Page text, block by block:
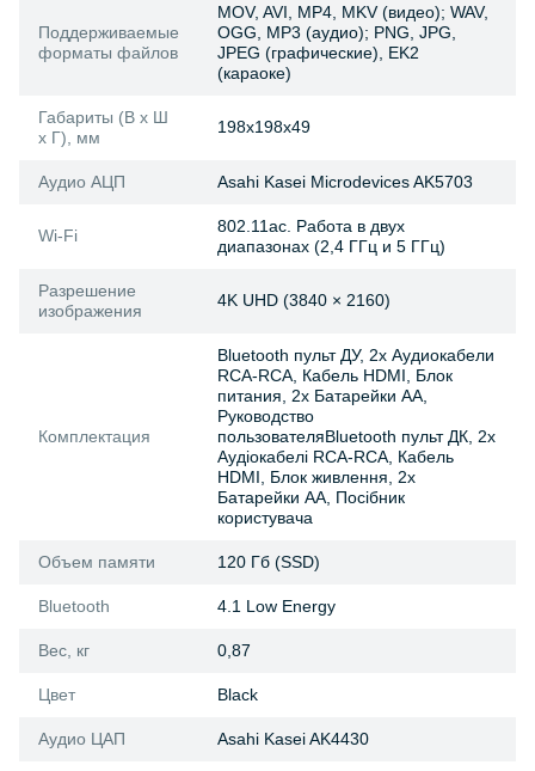
Поддерживаемые
форматы файлов
MOV, AVI, MP4, MKV (видео); WAV,
OGG, MP3 (аудио); PNG, JPG,
JPEG (графические), EK2
(караоке)
Габариты (В х Ш
х Г), мм
198x198x49
Аудио АЦП Asahi Kasei Microdevices AK5703
Wi-Fi
802.11ac. Работа в двух
диапазонах (2,4 ГГц и 5 ГГц)
Разрешение
изображения
4K UHD (3840 × 2160)
Комплектация
Bluetooth пульт ДУ, 2x Аудиокабели
RCA-RCA, Кабель HDMI, Блок
питания, 2x Батарейки АА,
Руководство
пользователяBluetooth пульт ДК, 2x
Аудіокабелі RCA-RCA, Кабель
HDMI, Блок живлення, 2x
Батарейки АА, Посібник
користувача
Объем памяти 120 Гб (SSD)
Bluetooth 4.1 Low Energy
Вес, кг 0,87
Цвет Black
Аудио ЦАП Asahi Kasei AK4430